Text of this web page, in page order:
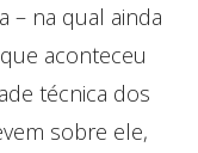
– na qual ainda
aconteceu
técnica dos
sobre ele,